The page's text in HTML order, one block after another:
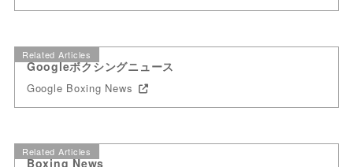
Related Articles
Googleボクシングニュース
Google Boxing News
Related Articles
Boxing News